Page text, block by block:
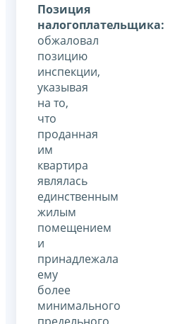
Позиция
налогоплательщика:
обжаловал
позицию
инспекции,
указывая
на то,
что
проданная
им
квартира
являлась
единственным
жилым
помещением
и
принадлежала
ему
более
минимального
предельного